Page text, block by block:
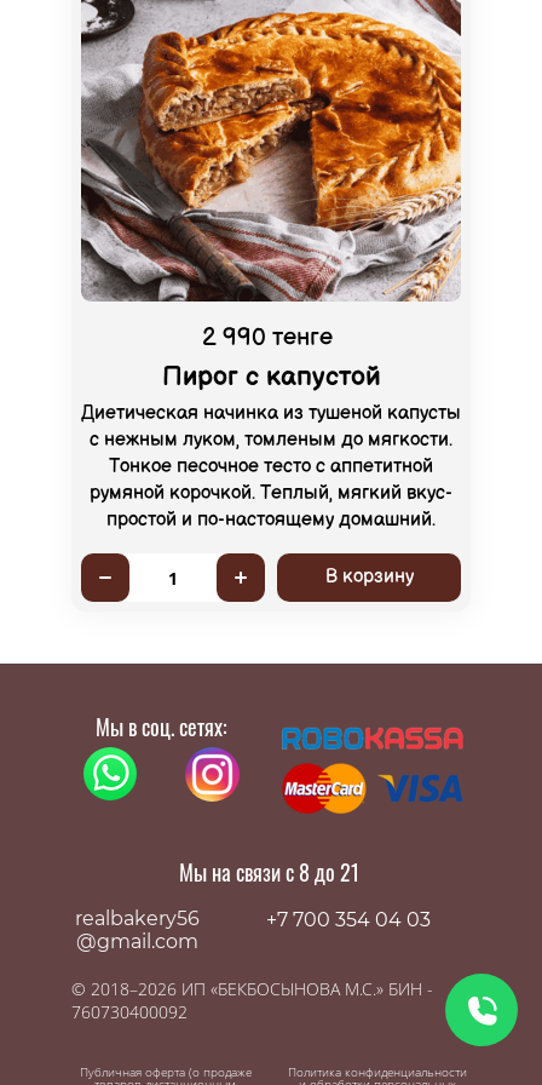
2 990 тенге
Пирог с капустой
Диетическая начинка из тушеной капусты
с нежным луком, томленым до мягкости.
Тонкое песочное тесто с аппетитной
румяной корочкой. Теплый, мягкий вкус-
простой и по-настоящему домашний.
1 В корзину
Мы в соц. сетях:
Мы на связи с 8 до 21
realbakery56
@gmail.com
+7 700 354 04 03
© 2018–2026 ИП «БЕКБОСЫНОВА М.С.» БИН -
760730400092
Публичная оферта (о продаже Политика конфиденциальности